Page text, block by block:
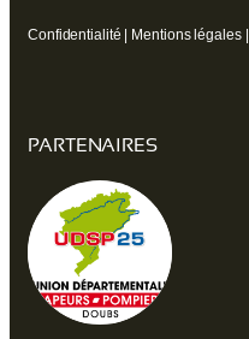
Confidentialité | Mentions légales|
PARTENAIRES